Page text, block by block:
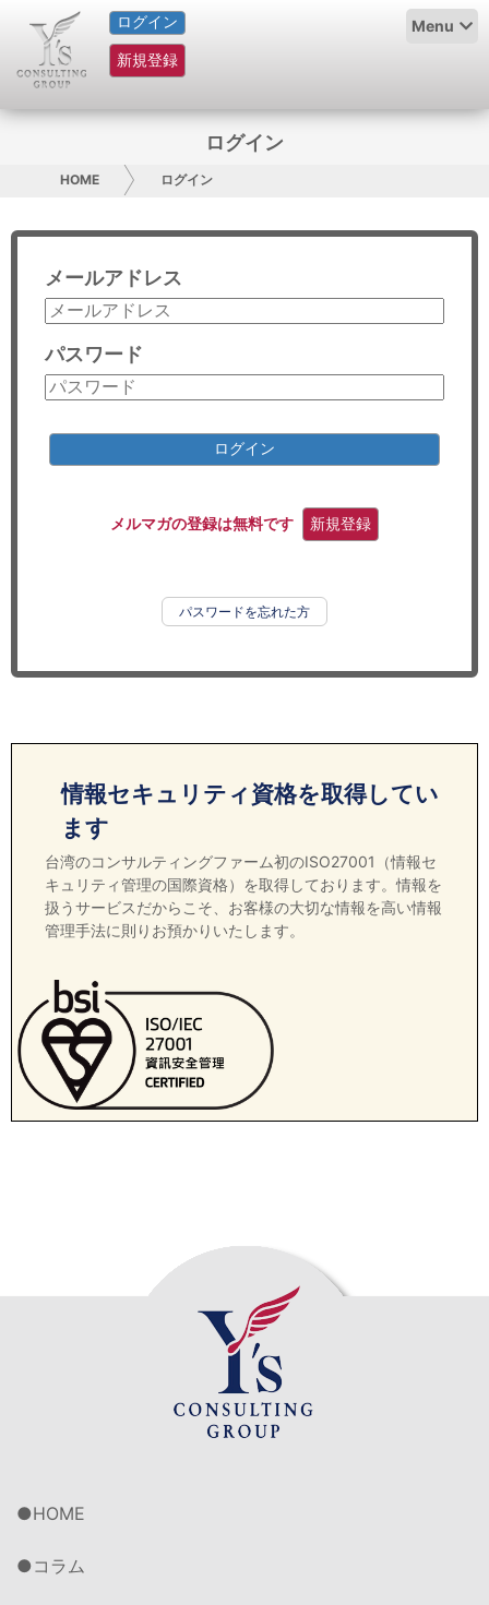
ログイン
新規登録
Menu
HOME
サービス紹介
グループ概要
採用情報
お問い合わせ
コンサルティング
リサーチ
ログイン
HOME ログイン
メールアドレス
パスワード
ログイン
メルマガの登録は無料です 新規登録
パスワードを忘れた方
情報セキュリティ資格を取得してい
ます
台湾のコンサルティングファーム初のISO27001（情報セ
キュリティ管理の国際資格）を取得しております。情報を
扱うサービスだからこそ、お客様の大切な情報を高い情報
管理手法に則りお預かりいたします。
HOME
コラム